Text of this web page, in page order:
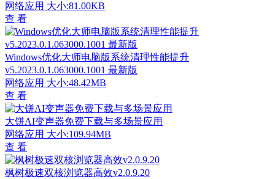
网络应用 大小:81.00KB
查 看
Windows优化大师电脑版系统清理性能提升
v5.2023.0.1.063000.1001 最新版
网络应用 大小:48.42MB
查 看
大饼AI变声器免费下载与多场景应用
网络应用 大小:109.94MB
查 看
枫树极速双核浏览器高效v2.0.9.20